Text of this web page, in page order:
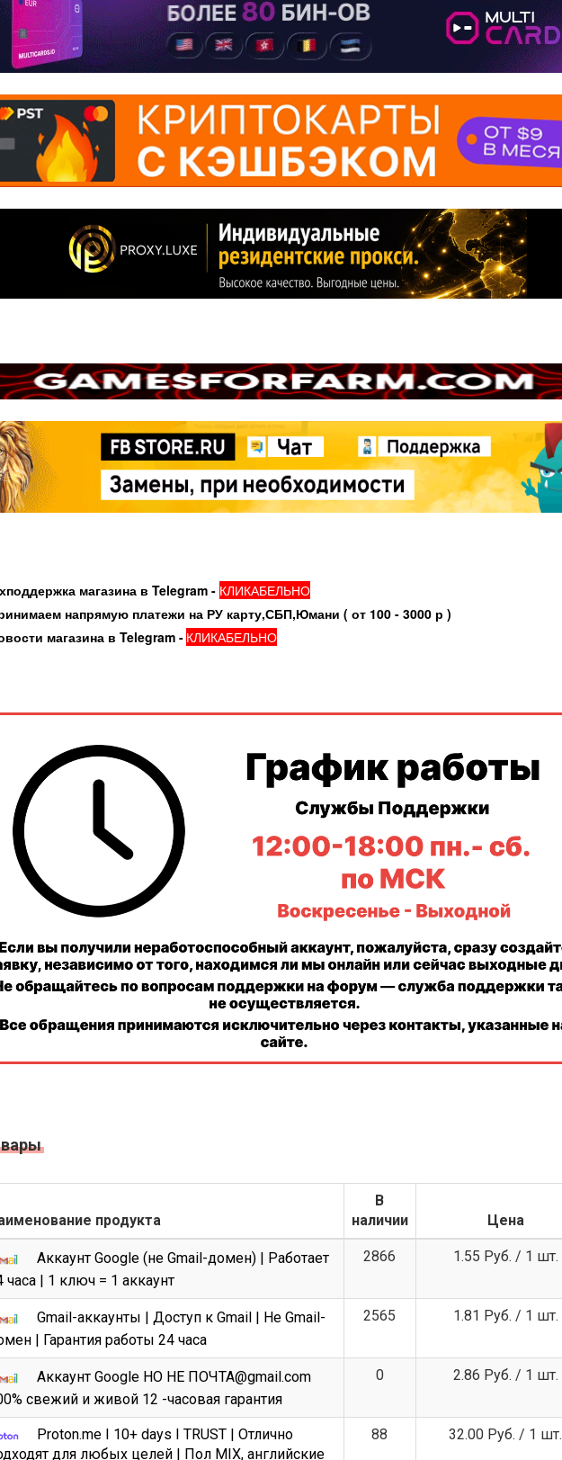
магазина в Telegram - КЛИКАБЕЛЬНО
напрямую платежи на РУ карту,СБП,Юмани ( от 100 - 3000 р )
магазина в Telegram - КЛИКАБЕЛЬНО
продукта
В
наличии
Цена
Аккаунт Google (не Gmail-домен) | Работает
часа | 1 ключ = 1 аккаунт
2866 1.55 Руб. / 1 шт.
Gmail-аккаунты | Доступ к Gmail | Не Gmail-
| Гарантия работы 24 часа
2565 1.81 Руб. / 1 шт.
Аккаунт Google НО НЕ ПОЧТА@gmail.com
свежий и живой 12 -часовая гарантия
0 2.86 Руб. / 1 шт.
Proton.me I 10+ days I TRUST | Отлично
для любых целей | Пол MIX, английские
88 32.00 Руб. / 1 шт.